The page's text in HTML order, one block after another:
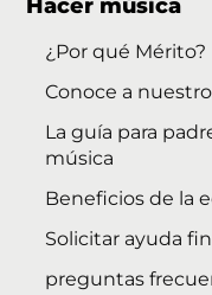
Hacer música
¿Por qué Mérito?
Conoce a
La guía para
música
Beneficios de la
Solicitar ayuda
preguntas